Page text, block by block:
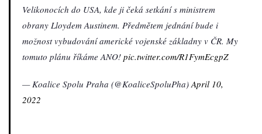
Velikonocích do USA, kde ji čeká setkání s ministrem
obrany Lloydem Austinem. Předmětem jednání bude i
možnost vybudování americké vojenské základny v ČR. My
tomuto plánu říkáme ANO! pic.twitter.com/R1FymEcgpZ
— Koalice Spolu Praha (@KoaliceSpoluPha) April 10,
2022